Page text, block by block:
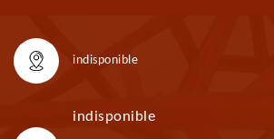
indisponible
indisponible